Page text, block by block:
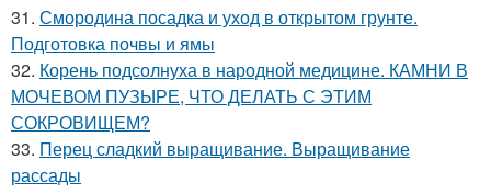
31. Смородина посадка и уход в открытом грунте.
Подготовка почвы и ямы
32. Корень подсолнуха в народной медицине. КАМНИ В
МОЧЕВОМ ПУЗЫРЕ, ЧТО ДЕЛАТЬ С ЭТИМ
СОКРОВИЩЕМ?
33. Перец сладкий выращивание. Выращивание
рассады